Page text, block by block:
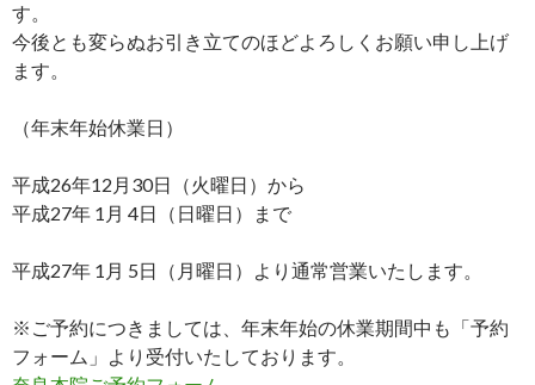
す。
今後とも変らぬお引き立てのほどよろしくお願い申し上げ
ます。
（年末年始休業日）
平成26年12月30日（火曜日）から
平成27年 1月 4日（日曜日）まで
平成27年 1月 5日（月曜日）より通常営業いたします。
※ご予約につきましては、年末年始の休業期間中も「予約
フォーム」より受付いたしております。